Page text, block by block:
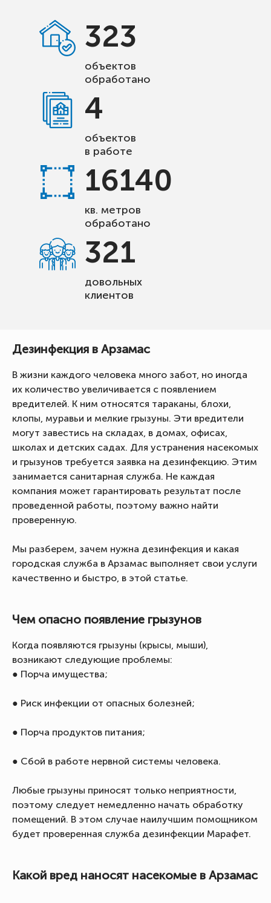
323
объектов
обработано
4
объектов
в работе
16140
кв. метров
обработано
321
довольных
клиентов
Дезинфекция в Арзамас
В жизни каждого человека много забот, но иногда
их количество увеличивается с появлением
вредителей. К ним относятся тараканы, блохи,
клопы, муравьи и мелкие грызуны. Эти вредители
могут завестись на складах, в домах, офисах,
школах и детских садах. Для устранения насекомых
и грызунов требуется заявка на дезинфекцию. Этим
занимается санитарная служба. Не каждая
компания может гарантировать результат после
проведенной работы, поэтому важно найти
проверенную.
Мы разберем, зачем нужна дезинфекция и какая
городская служба в Арзамас выполняет свои услуги
качественно и быстро, в этой статье.
Чем опасно появление грызунов
Когда появляются грызуны (крысы, мыши),
возникают следующие проблемы:
● Порча имущества;
● Риск инфекции от опасных болезней;
● Порча продуктов питания;
● Сбой в работе нервной системы человека.
Любые грызуны приносят только неприятности,
поэтому следует немедленно начать обработку
помещений. В этом случае наилучшим помощником
будет проверенная служба дезинфекции Марафет.
Какой вред наносят насекомые в Арзамас